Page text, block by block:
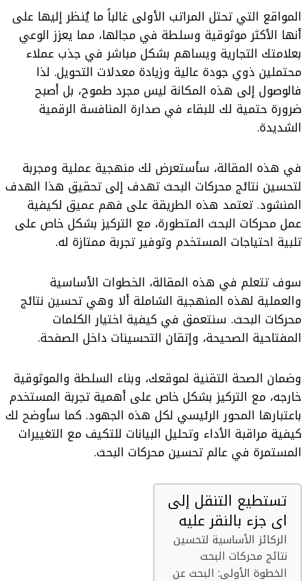
o
k
s
e
s
t
I
n
المواقع التي تحتل المراتب الأولى غالباً ما يُنظر إليها على
أنها الأكثر موثوقية وسلطة في مجالها، مما يعزز الوعي
بعلامتك التجارية ويساهم بشكل مباشر في جذب عملاء
محتملين ذوي جودة عالية وزيادة معدلات التحويل. لذا
فالوصول إلى هذه المكانة ليس مجرد طموح، بل أصبح
ضرورة حتمية لك للبقاء في صدارة المنافسة الرقمية
الشديدة.
في هذه المقالة، سأستعرض لك منهجية عملية ومجربة
لتحسين نتائج محركات البحث تهدف إلى تحقيق هذا الهدف
المنشود. تعتمد هذه الطريقة على فهم عميق لكيفية
عمل محركات البحث المتطورة، مع التركيز بشكل خاص على
تلبية احتياجات المستخدم وتوفير تجربة ممتازة له.
سوف تتعلم في هذه المقالة، الخطوات الأساسية
والعملية لهذه المنهجية الشاملة ألا وهي تحسين نتائج
محركات البحث. سنتعمق في كيفية اختيار الكلمات
المفتاحية الصحيحة، وإتقان التحسينات داخل الصفحة.
وضمان الصحة التقنية لموقعك، وبناء السلطة والموثوقية
خارجه، مع التركيز بشكل خاص على أهمية تجربة المستخدم
باعتبارها المحور الرئيسي لكل هذه الجهود. كما سأوضح لك
كيفية مراقبة الأداء وتحليل البيانات للتكيف مع التغييرات
المستمرة في عالم تحسين محركات البحث.
تستطيع التنقل إلى
اى جزء بالنقر عليه
الركائز الأساسية لتحسين
نتائج محركات البحث
الخطوة الأولى: البحث عن